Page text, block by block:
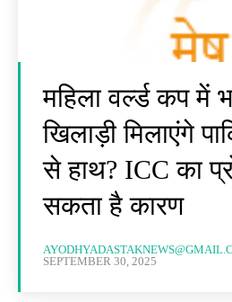
महिला वर्ल्ड कप में
खिलाड़ी मिलाएंगे
से हाथ? ICC का
सकता है कारण
SEPTEMBER 30, 2025